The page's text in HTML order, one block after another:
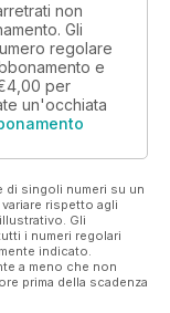
non
Gli
regolare
e
per
un'occhiata
di singoli numeri su un
rispetto agli
Gli
i numeri regolari
indicato.
a meno che non
prima della scadenza